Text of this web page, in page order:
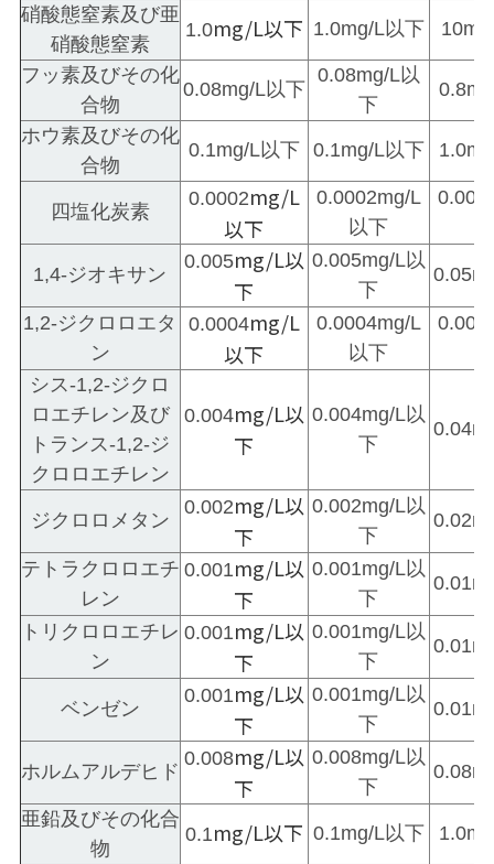
硝酸態窒素及び亜
硝酸態窒素
1.0mg/L以下 1.0mg/L以下
フッ素及びその化
合物
0.08mg/L以下
0.08mg/L以
下
ホウ素及びその化
合物
0.1mg/L以下 0.1mg/L以下
四塩化炭素
0.0002mg/L
以下
0.0002mg/L
以下
1,4-ジオキサン
0.005mg/L以
下
0.005mg/L以
下
1,2-ジクロロエタ
ン
0.0004mg/L
以下
0.0004mg/L
以下
シス-1,2-ジクロ
ロエチレン及び
トランス-1,2-ジ
クロロエチレン
0.004mg/L以
下
0.004mg/L以
下
ジクロロメタン
0.002mg/L以
下
0.002mg/L以
下
テトラクロロエチ
レン
0.001mg/L以
下
0.001mg/L以
下
トリクロロエチレ
ン
0.001mg/L以
下
0.001mg/L以
下
ベンゼン
0.001mg/L以
下
0.001mg/L以
下
ホルムアルデヒド
0.008mg/L以
下
0.008mg/L以
下
亜鉛及びその化合
物
0.1mg/L以下 0.1mg/L以下